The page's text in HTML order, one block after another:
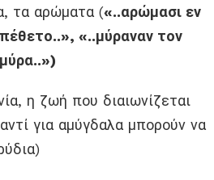
τα αρώματα («..αρώμασι εν
«..μύραναν τον
η ζωή που διαιωνίζεται
για αμύγδαλα μπορούν να